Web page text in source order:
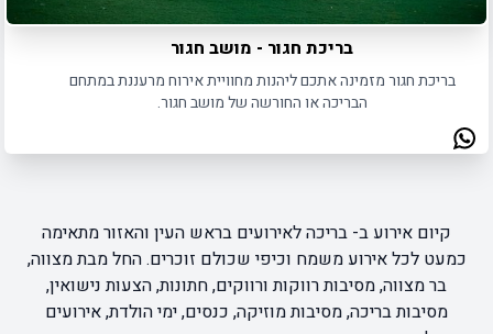
בריכת חגור - מושב חגור
בריכת חגור מזמינה אתכם ליהנות מחוויית אירוח מרעננת במתחם
הבריכה או החורשה של מושב חגור.
קיום אירוע ב- בריכה לאירועים בראש העין והאזור מתאימה
כמעט לכל אירוע משמח וכיפי שכולם זוכרים. החל מבת מצווה,
בר מצווה, מסיבות רווקות ורווקים, חתונות, הצעות נישואין,
מסיבות בריכה, מסיבות מוזיקה, כנסים, ימי הולדת, אירועים